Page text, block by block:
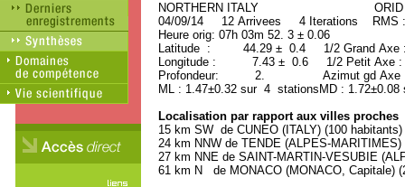
NORTHERN ITALY ORID :
04/09/14 12 Arrivees 4 Iterations RMS
Heure orig: 07h 03m 52. 3 ± 0.06
Latitude : 44.29 ± 0.4 1/2 Grand
Longitude : 7.43 ± 0.6 1/2 Petit Axe
Profondeur: 2. Azimut gd Axe :
ML : 1.47±0.32 sur 4 stationsMD :
Localisation par rapport aux villes proches
15 km SW de CUNEO (ITALY) (100 habitants)
24 km NNW de TENDE (ALPES-MARITIMES)
27 km NNE de SAINT-MARTIN-VESUBIE
61 km N de MONACO (MONACO, Capitale)